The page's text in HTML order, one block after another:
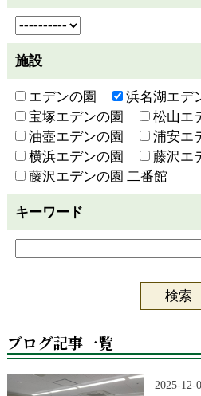
施設
エデンの園
浜名湖エデ
宝塚エデンの園
松山エ
油壺エデンの園
浦安エ
横浜エデンの園
藤沢エ
藤沢エデンの園 二番館
キーワード
ブログ記事一覧
2025-12-